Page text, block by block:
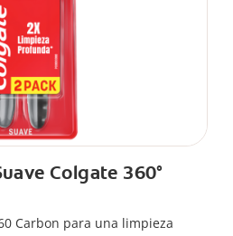
Colgate 360°
​​Carbon para una limpieza